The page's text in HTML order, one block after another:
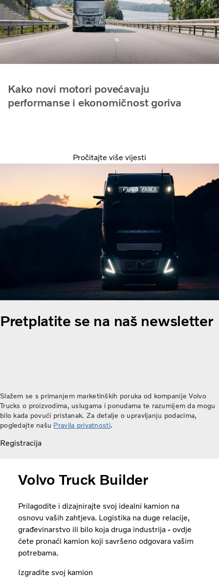
Kako novi motori povećavaju
performanse i ekonomičnost goriva
Pročitajte više vijesti
Pretplatite se na naš newsletter
Slažem se s primanjem marketinških poruka od kompanije Volvo
Trucks o proizvodima, uslugama i ponudama te razumijem da mogu
bilo kada povući pristanak. Za detalje o upravljanju podacima,
pogledajte našu Pravila privatnosti.
Registracija
Volvo Truck Builder
Prilagodite i dizajnirajte svoj idealni kamion na
osnovu vaših zahtjeva. Logistika na duge relacije,
građevinarstvo ili bilo koja druga industrija-ovdje
ćete pronaći kamion koji savršeno odgovara vašim
potrebama.
Izgradite svoj kamion